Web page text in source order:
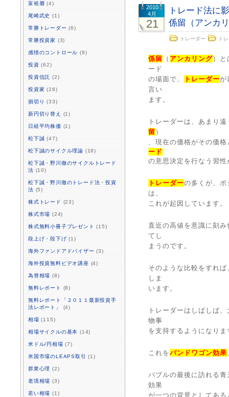
2010
4月
21
トレード法に
係留（アンカ
トレーダー ト
係留 （ アンカリング）と
ード
の場面で、
トレーダーが
言い
ます。
トレーダーは、あまり
留 ）
、現在の価格がその価
ード
の意思決定を行なう習性
トレーダーの多くが、ポ
は、
これが起因しています。
直近の高値を意識に刻
てし
まうのです。
そのような比較をすれ
しま
います。
トレーダーはしばしば
物事
を支持するようになりま
これをバンドワゴン効果
バブルの最後に訪れる
効果
が一つの背景としてあ
富裕層 (4)
尾崎武史 (1)
常勝トレーダー (6)
常勝投資家 (3)
感情のコントロール (9)
投資 (62)
投資信託 (2)
投資家 (28)
損切り (33)
新円切り替え (1)
日経平均株価 (1)
松下誠 (47)
松下誠のサイクル理論 (18)
松下誠・野川徹のサイクルトレード
法 (10)
松下誠・野川徹のトレード法・投資
法 (5)
株式トレード (23)
株式市場 (24)
株式無料小冊子プレゼント (15)
段上げ・段下げ (1)
海外ファンドアドバイザー (3)
海外投資無料ビデオ講座 (4)
為替相場 (8)
無料レポート (8)
無料レポート「２０１１最新投資手
法レポート」
(4)
相場 (115)
相場サイクルの基本 (14)
米ドル/円相場 (7)
米国市場のLEAPS取引 (1)
群衆心理 (2)
老境相場 (3)
若い相場 (1)